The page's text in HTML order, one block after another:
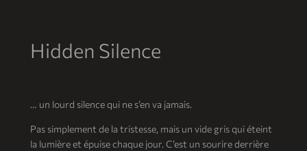
Hidden Silence
… un lourd silence qui ne s’en va jamais.
Pas simplement de la tristesse, mais un vide gris qui éteint
la lumière et épuise chaque jour. C’est un sourire derrière